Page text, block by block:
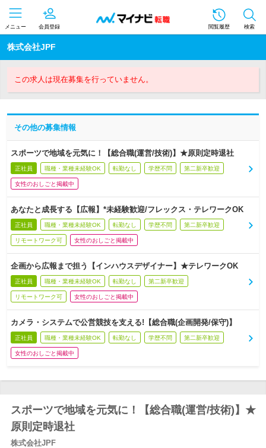
メニュー 会員登録 閲覧履歴 検索
株式会社JPF
この求人は現在募集を行っていません。
その他の募集情報
スポーツで地域を元気に！【総合職(運営/技術)】★原則定時退社
正社員 職種・業種未経験OK 転勤なし 学歴不問 第二新卒歓迎
女性のおしごと掲載中
あなたと成長する【広報】*未経験歓迎/フレックス・テレワークOK
正社員 職種・業種未経験OK 転勤なし 学歴不問 第二新卒歓迎
リモートワーク可 女性のおしごと掲載中
企画から広報まで担う【インハウスデザイナー】★テレワークOK
正社員 職種・業種未経験OK 転勤なし 第二新卒歓迎
リモートワーク可 女性のおしごと掲載中
カメラ・システムで公営競技を支える!【総合職(企画開発/保守)】
正社員 職種・業種未経験OK 転勤なし 学歴不問 第二新卒歓迎
女性のおしごと掲載中
スポーツで地域を元気に！【総合職(運営/技術)】★
原則定時退社
株式会社JPF